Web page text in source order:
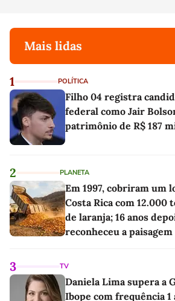
Mais lidas
1 POLÍTICA
Filho 04 registra
federal como Jair
patrimônio de R$ 187
2 PLANETA
Em 1997, cobriram um
Costa Rica com 12.000
de laranja; 16 anos
reconheceu a paisagem
3 TV
Daniela Lima supera a
Ibope com frequência 1